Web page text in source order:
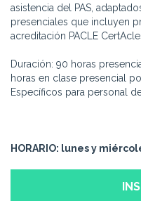
asistencia del PAS,
presenciales que incluyen
acreditación PACLE
Duración: 90 horas
horas en clase presencial
Específicos para personal
HORARIO: lunes y